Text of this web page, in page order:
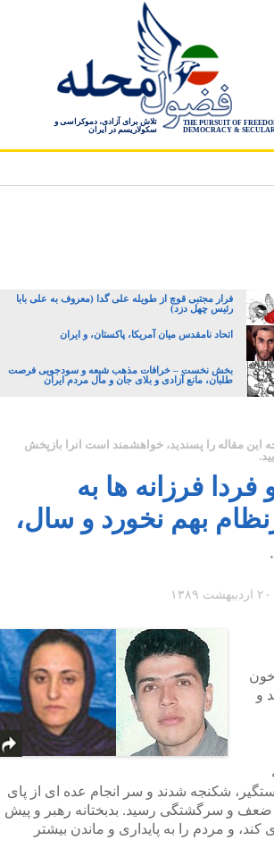
THE PURSUIT OF
DEMOCRACY &
تلاش برای آزادی، دموکراسی و
سکولاریسم در ایران
فرار مجتبی قوچ از طویله علی گدا (معروف به علی بابا
رئیس چهل دزد)
اتحاد نامقدس میان آمریکا، پاکستان، و ایران
بخش نخست – خرافات مذهب شیعه و سودجویی فرصت
طلبان، مانع آزادی و بلای جان و مال مردم ایران
این مقاله را پسندید، خواهشمند است آنرا بازپخش
فردا فرزانه ها به
بهم نخورد و سال،
۰
و
شکنجه شدند و سر انجام عده ای از پای
ضعف و سرگشتگی رسید. بدبختانه رهبر و پیش
و مردم را به پایداری و ماندن بیشتر